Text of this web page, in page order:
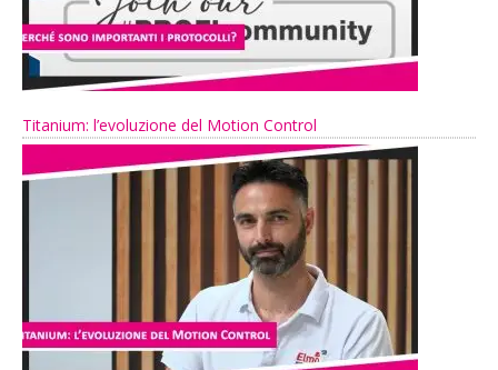
Titanium: l’evoluzione del Motion Control